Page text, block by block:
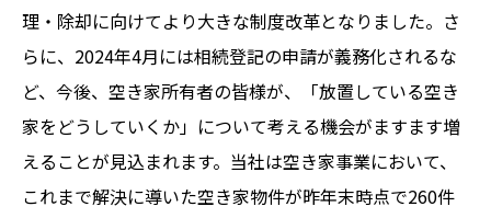
理・除却に向けてより大きな制度改革となりました。さ
らに、2024年4月には相続登記の申請が義務化されるな
ど、今後、空き家所有者の皆様が、「放置している空き
家をどうしていくか」について考える機会がますます増
えることが見込まれます。当社は空き家事業において、
これまで解決に導いた空き家物件が昨年末時点で260件